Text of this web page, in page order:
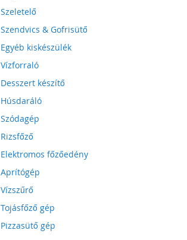
Szeletelő
Szendvics & Gofrisütő
Egyéb kiskészülék
Vízforraló
Desszert készítő
Húsdaráló
Szódagép
Rizsfőző
Elektromos főzőedény
Aprítógép
Vízszűrő
Tojásfőző gép
Pizzasütő gép